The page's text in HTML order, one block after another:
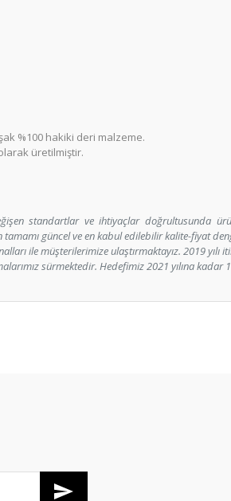
%100 hakiki deri malzeme.
üretilmiştir.
standartlar ve ihtiyaçlar doğrultusunda
güncel ve en kabul edilebilir kalite-fiyat
ile müşterilerimize ulaştırmaktayız. 2019
sürmektedir. Hedefimiz 2021 yılına